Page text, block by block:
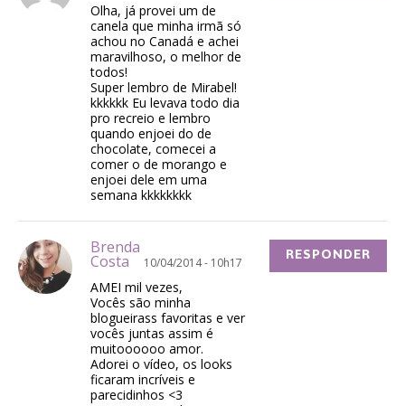
Olha, já provei um de
canela que minha irmã só
achou no Canadá e achei
maravilhoso, o melhor de
todos!
Super lembro de Mirabel!
kkkkkk Eu levava todo dia
pro recreio e lembro
quando enjoei do de
chocolate, comecei a
comer o de morango e
enjoei dele em uma
semana kkkkkkkk
Brenda
Costa 10/04/2014 - 10h17
AMEI mil vezes,
Vocês são minha
blogueirass favoritas e ver
vocês juntas assim é
muitoooooo amor.
Adorei o vídeo, os looks
ficaram incríveis e
parecidinhos <3
RESPONDER